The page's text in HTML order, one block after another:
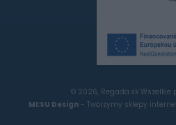
© 2026, Regada.sk Wszelkie
MI:SU Design - Tworzymy sklepy